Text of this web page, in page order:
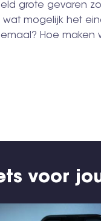
grote gevaren
mogelijk het
Hoe maken
voor